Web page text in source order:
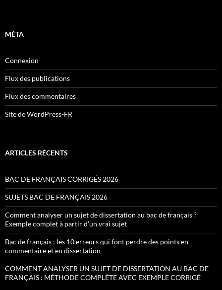
MÉTA
Connexion
Flux des publications
Flux des commentaires
Site de WordPress-FR
ARTICLES RÉCENTS
BAC DE FRANÇAIS CORRIGÉS 2026
SUJETS BAC DE FRANÇAIS 2026
Comment analyser un sujet de dissertation au bac de français ?
Exemple complet à partir d’un vrai sujet
Bac de français : les 10 erreurs qui font perdre des points en
commentaire et en dissertation
COMMENT ANALYSER UN SUJET DE DISSERTATION AU BAC DE
FRANÇAIS : MÉTHODE COMPLÈTE AVEC EXEMPLE CORRIGÉ